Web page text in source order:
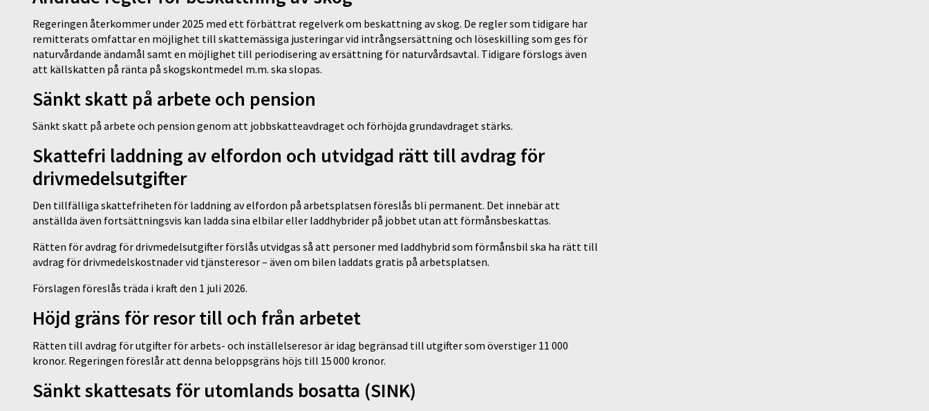
Regeringen återkommer under 2025 med ett förbättrat regelverk om beskattning av skog. De regler som tidigare har
remitterats omfattar en möjlighet till skattemässiga justeringar vid intrångsersättning och löseskilling som ges för
naturvårdande ändamål samt en möjlighet till periodisering av ersättning för naturvårdsavtal. Tidigare förslogs även
att källskatten på ränta på skogskontmedel m.m. ska slopas.
Sänkt skatt på arbete och pension
Sänkt skatt på arbete och pension genom att jobbskatteavdraget och förhöjda grundavdraget stärks.
Skattefri laddning av elfordon och utvidgad rätt till avdrag för
drivmedelsutgifter
Den tillfälliga skattefriheten för laddning av elfordon på arbetsplatsen föreslås bli permanent. Det innebär att
anställda även fortsättningsvis kan ladda sina elbilar eller laddhybrider på jobbet utan att förmånsbeskattas.
Rätten för avdrag för drivmedelsutgifter förslås utvidgas så att personer med laddhybrid som förmånsbil ska ha rätt till
avdrag för drivmedelskostnader vid tjänsteresor – även om bilen laddats gratis på arbetsplatsen.
Förslagen föreslås träda i kraft den 1 juli 2026.
Höjd gräns för resor till och från arbetet
Rätten till avdrag för utgifter för arbets- och inställelseresor är idag begränsad till utgifter som överstiger 11 000
kronor. Regeringen föreslår att denna beloppsgräns höjs till 15 000 kronor.
Sänkt skattesats för utomlands bosatta (SINK)